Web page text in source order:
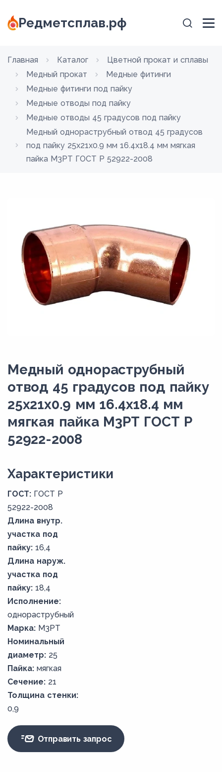
Редметсплав.рф
Главная Каталог
Цветной прокат и сплавы
Медный прокат
Медные фитинги
Медные фитинги под пайку
Медные отводы под пайку
Медные отводы 45 градусов под пайку
Медный однораструбный отвод 45 градусов
под пайку 25х21х0.9 мм 16.4х18.4 мм мягкая
пайка М3РТ ГОСТ Р 52922-2008
Медный однораструбный
отвод 45 градусов под пайку
25х21х0.9 мм 16.4х18.4 мм
мягкая пайка М3РТ ГОСТ Р
52922-2008
Xарактеристики
ГОСТ: ГОСТ Р
52922-2008
Длина внутр.
участка под
пайку: 16,4
Длина наруж.
участка под
пайку: 18,4
Исполнение:
однораструбный
Марка: М3РТ
Номинальный
диаметр: 25
Пайка: мягкая
Сечение: 21
Толщина стенки:
0,9
Отправить запрос